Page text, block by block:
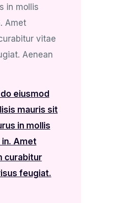
in mollis
Amet
vitae
Aenean
eiusmod
mauris sit
in mollis
Amet
curabitur
feugiat.